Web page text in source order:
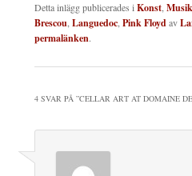
Detta inlägg publicerades i Konst Musik
Brescou Languedoc Pink Floydav
permalänken.
4 SVAR PÅ ”CELLAR ART AT DOMAINE